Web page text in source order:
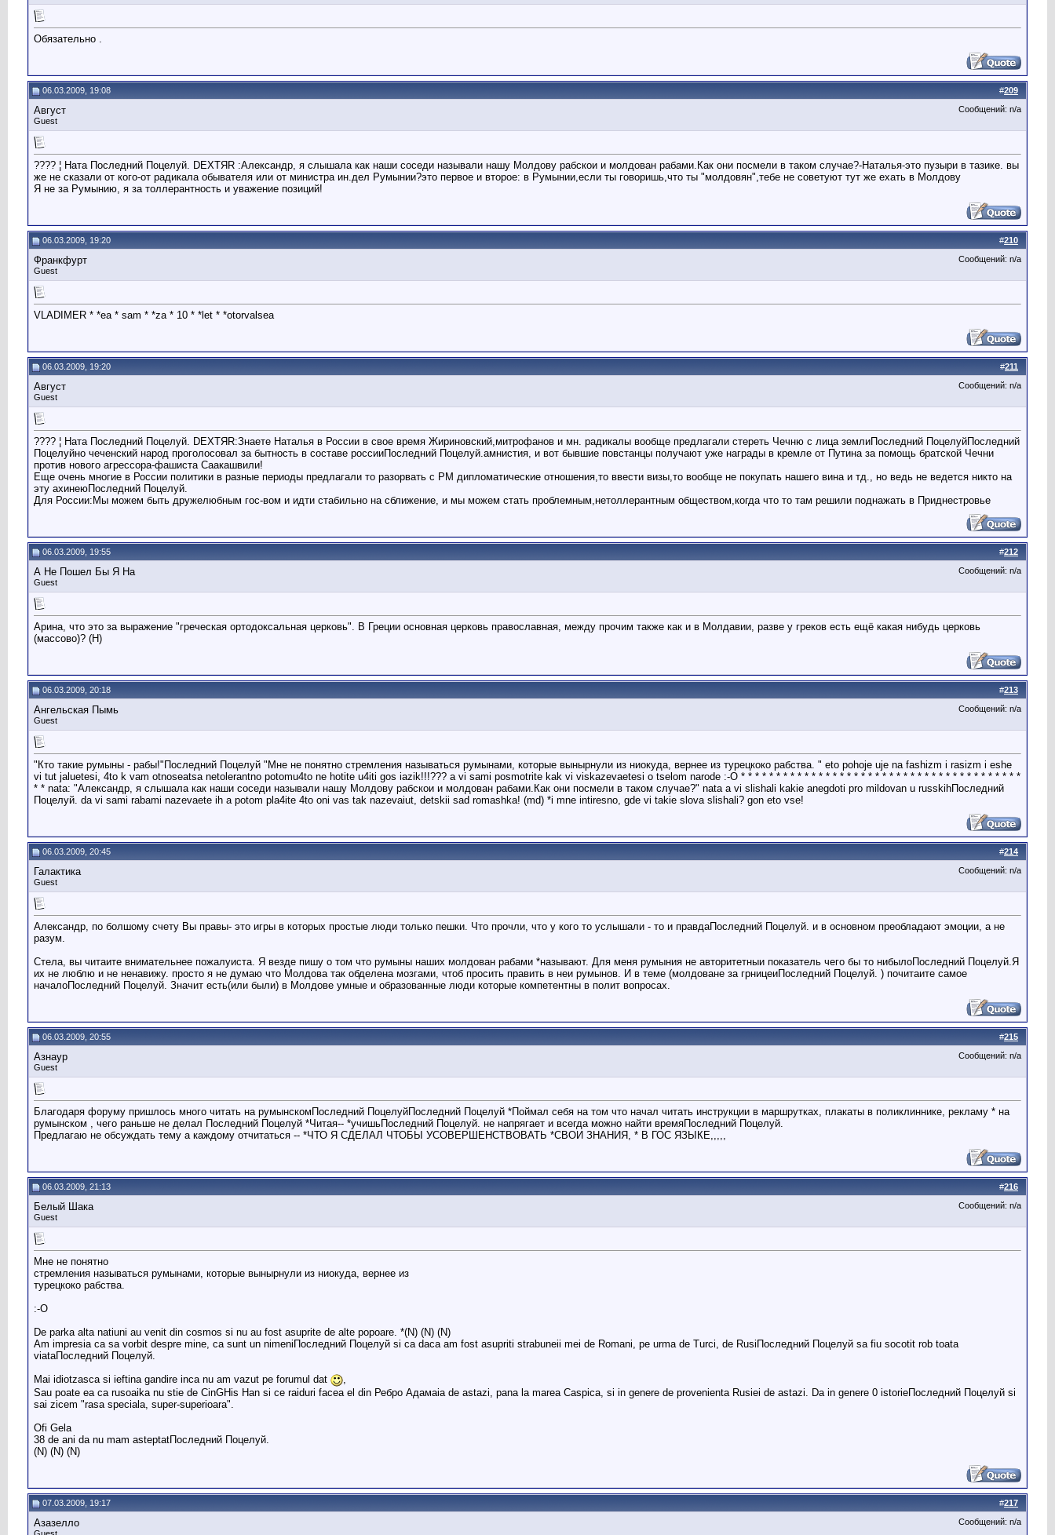
Обязательно .
#209
06.03.2009, 19:08
Август
Guest
Сообщений: n/a
???? ¦ Ната Последний Поцелуй. DЕХТЯR :Александр, я слышала как наши соседи называли нашу Молдову рабскои и молдован рабами.Как они посмели в таком случае?-Наталья-это пузыри в тазике. вы
же не сказали от кого-от радикала обывателя или от министра ин.дел Румынии?это первое и второе: в Румынии,если ты говоришь,что ты "молдовян",тебе не советуют тут же ехать в Молдову
Я не за Румынию, я за толлерантность и уважение позиций!
#210
06.03.2009, 19:20
Франкфурт
Guest
Сообщений: n/a
VLADIMER * *ea * sam * *za * 10 * *let * *otorvalsea
#211
06.03.2009, 19:20
Август
Guest
Сообщений: n/a
???? ¦ Ната Последний Поцелуй. DЕХТЯR:Знаете Наталья в России в свое время Жириновский,митрофанов и мн. радикалы вообще предлагали стереть Чечню с лица землиПоследний ПоцелуйПоследний
Поцелуйно чеченский народ проголосовал за бытность в составе россииПоследний Поцелуй.амнистия, и вот бывшие повстанцы получают уже награды в кремле от Путина за помощь братской Чечни
против нового агрессора-фашиста Саакашвили!
Еще очень многие в России политики в разные периоды предлагали то разорвать с РМ дипломатические отношения,то ввести визы,то вообще не покупать нашего вина и тд., но ведь не ведется никто на
эту ахинеюПоследний Поцелуй.
Для России:Мы можем быть дружелюбным гос-вом и идти стабильно на сближение, и мы можем стать проблемным,нетоллерантным обществом,когда что то там решили поднажать в Приднестровье
#212
06.03.2009, 19:55
А Не Пошел Бы Я На
Guest
Сообщений: n/a
Арина, что это за выражение "греческая ортодоксальная церковь". В Греции основная церковь православная, между прочим также как и в Молдавии, разве у греков есть ещё какая нибудь церковь
(массово)? (H)
#213
06.03.2009, 20:18
Ангельская Пымь
Guest
Сообщений: n/a
"Кто такие румыны - рабы!"Последний Поцелуй "Мне не понятно стремления называться румынами, которые вынырнули из ниокуда, вернее из турецкоко рабства. " eto pohoje uje na fashizm i rasizm i eshe
vi tut jaluetesi, 4to k vam otnoseatsa netolerantno potomu4to ne hotite u4iti gos iazik!!!??? a vi sami posmotrite kak vi viskazevaetesi o tselom narode :-O * * * * * * * * * * * * * * * * * * * * * * * * * * * * * * * * * * * * * * * *
* * nata: "Александр, я слышала как наши соседи называли нашу Молдову рабскои и молдован рабами.Как они посмели в таком случае?" nata a vi slishali kakie anegdoti pro mildovan u russkihПоследний
Поцелуй. da vi sami rabami nazevaete ih a potom pla4ite 4to oni vas tak nazevaiut, detskii sad romashka! (md) *i mne intiresno, gde vi takie slova slishali? gon eto vse!
#214
06.03.2009, 20:45
Галактика
Guest
Сообщений: n/a
Александр, по болшому счету Вы правы- это игры в которых простые люди только пешки. Что прочли, что у кого то услышали - то и правдаПоследний Поцелуй. и в основном преобладают эмоции, а не
разум.
Стела, вы читаите внимательнее пожалуиста. Я везде пишу о том что румыны наших молдован рабами *называют. Для меня румыния не авторитетныи показатель чего бы то нибылоПоследний Поцелуй.Я
их не люблю и не ненавижу. просто я не думаю что Молдова так обделена мозгами, чтоб просить править в неи румынов. И в теме (молдоване за грницеиПоследний Поцелуй. ) почитаите самое
началоПоследний Поцелуй. Значит есть(или были) в Молдове умные и образованные люди которые компетентны в полит вопросах.
#215
06.03.2009, 20:55
Азнаур
Guest
Сообщений: n/a
Благодаря форуму пришлось много читать на румынскомПоследний ПоцелуйПоследний Поцелуй *Поймал себя на том что начал читать инструкции в маршрутках, плакаты в поликлиннике, рекламу * на
румынском , чего раньше не делал Последний Поцелуй *Читая-- *учишьПоследний Поцелуй. не напрягает и всегда можно найти времяПоследний Поцелуй.
Предлагаю не обсуждать тему а каждому отчитаться -- *ЧТО Я СДЕЛАЛ ЧТОБЫ УСОВЕРШЕНСТВОВАТЬ *СВОИ ЗНАНИЯ, * В ГОС ЯЗЫКЕ,,,,,
#216
06.03.2009, 21:13
Белый Шака
Guest
Сообщений: n/a
Мне не понятно
стремления называться румынами, которые вынырнули из ниокуда, вернее из
турецкоко рабства.
:-O
De parka alta natiuni au venit din cosmos si nu au fost asuprite de alte popoare. *(N) (N) (N)
Am impresia ca sa vorbit despre mine, ca sunt un nimeniПоследний Поцелуй si ca daca am fost asupriti strabuneii mei de Romani, pe urma de Turci, de RusiПоследний Поцелуй sa fiu socotit rob toata
viataПоследний Поцелуй.
Mai idiotzasca si ieftina gandire inca nu am vazut pe forumul dat
,
Sau poate ea ca rusoaika nu stie de CinGHis Han si ce raiduri facea el din Ребро Адамаia de astazi, pana la marea Caspica, si in genere de provenienta Rusiei de astazi. Da in genere 0 istorieПоследний Поцелуй si
sai zicem "rasa speciala, super-superioara".
Ofi Gela
38 de ani da nu mam asteptatПоследний Поцелуй.
(N) (N) (N)
#217
07.03.2009, 19:17
Азазелло Сообщений: n/a